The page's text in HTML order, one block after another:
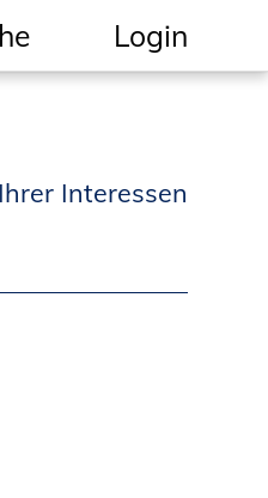
für
Login
Interessen